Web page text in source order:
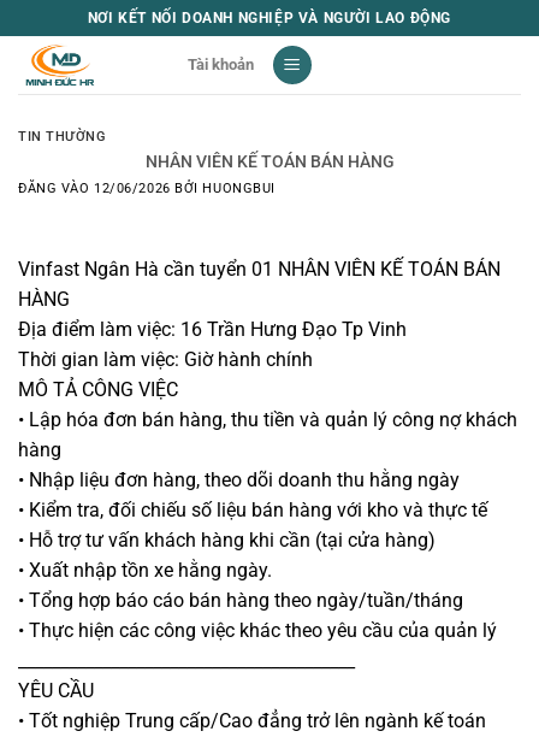
qua
NƠI KẾT NỐI DOANH NGHIỆP VÀ NGƯỜI LAO ĐỘNG
Tài khoản
TIN THƯỜNG
NHÂN VIÊN KẾ TOÁN BÁN HÀNG
ĐĂNG VÀO 12/06/2026 BỞIHUONGBUI
Vinfast Ngân Hà cần tuyển 01 NHÂN VIÊN KẾ TOÁN BÁN
HÀNG
Địa điểm làm việc: 16 Trần Hưng Đạo Tp Vinh
Thời gian làm việc: Giờ hành chính
MÔ TẢ CÔNG VIỆC
• Lập hóa đơn bán hàng, thu tiền và quản lý công nợ khách
hàng
• Nhập liệu đơn hàng, theo dõi doanh thu hằng ngày
• Kiểm tra, đối chiếu số liệu bán hàng với kho và thực tế
• Hỗ trợ tư vấn khách hàng khi cần (tại cửa hàng)
• Xuất nhập tồn xe hằng ngày.
• Tổng hợp báo cáo bán hàng theo ngày/tuần/tháng
• Thực hiện các công việc khác theo yêu cầu của quản lý
YÊU CẦU
• Tốt nghiệp Trung cấp/Cao đẳng trở lên ngành kế toán